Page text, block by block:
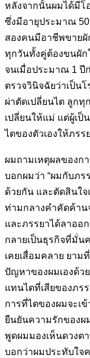
หลังจากนั้นผมได้มีโ
ซึ่งมีอายุประมาณ 50
สองคนมีอาชีพขาย
ทุกวันทั้งคู่ต้องขนผัก
จนเมื่อประมาณ 1 ปี
ตรวจวินิจฉัยว่าเป็นโ
ผ่าตัดเปลี่ยนไต ลูก
เปลี่ยนให้แม่ แต่ผู้เ
ไตของตัวเองให้ภร
ผมถามเหตุผลของก
บอกผมว่า “ผมกับภร
ด้วยกัน และตัดสินใจ
ท่ามกลางคำคัดค้าน
และภรรยาได้ลาออ
กลายเป็นธุรกิจที่มั่น
เคยเสื่อมคลาย ยา
ปัญหาของผมเองด้ว
แทนไตที่เสียของภร
การที่ไตของผมจะเข้
ยืนยันความรักของผ
พูดผมมองเห็นดวงต
บอกว่าผมประทับใจ